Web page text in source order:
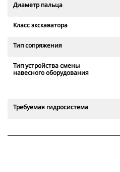
Диаметр пальца
Класс экскаватора
Тип сопряжения
Тип устройства смены
навесного оборудования
Требуемая гидросистема